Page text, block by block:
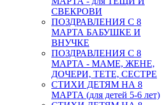
СВЕКРОВИ
ПОЗДРАВЛЕНИЯ С 8
МАРТА БАБУШКЕ И
ВНУЧКЕ
ПОЗДРАВЛЕНИЯ С 8
МАРТА - МАМЕ, ЖЕНЕ,
ДОЧЕРИ, ТЕТЕ, СЕСТРЕ
СТИХИ ДЕТЯМ НА 8
МАРТА (для детей 5-6 лет)